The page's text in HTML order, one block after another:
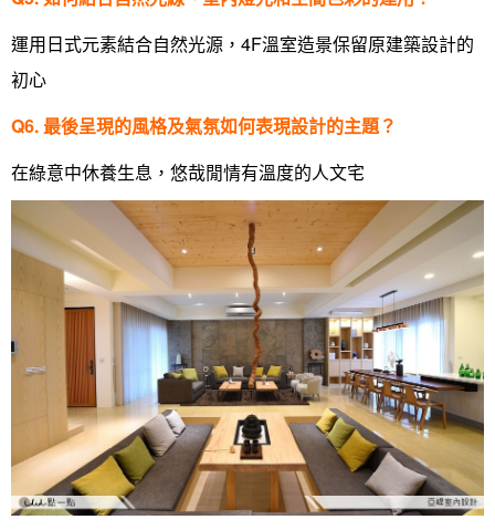
運用日式元素結合自然光源，4F溫室造景保留原建築設計的
初心
Q6. 最後呈現的風格及氣氛如何表現設計的主題？
在綠意中休養生息，悠哉閒情有溫度的人文宅
裝潢圖紙免費健檢
辦公室
其他
21~30坪
31~50坪
51坪以上
現代
簡約
休閒
北歐
鄉村
工業
日式
中式
美式
預算
150萬以內
151萬~250萬
251萬以上
新北市
桃園 新竹 竹北
台中
台南 高雄
你家我家 Podcast
虛擬線上裝潢
房屋仲介方案
室內設計師方案
傢俱建材商方案
一般屋主方案
裝潢輕鬆點
2房2聽 - 基本版
2房2廳 - 精裝版
3房2聽 - 基本版
3房2廳 - 精裝版
綠建材
居家風水
老屋翻新
主題精選
設計知識+
國外案例
設計私房話
線上賞屋
北部
台北市
新北市
新竹市
基隆市
徵設計師